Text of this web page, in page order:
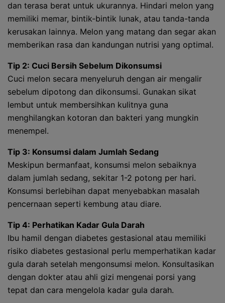
dan terasa berat untuk ukurannya. Hindari melon yang
memiliki memar, bintik-bintik lunak, atau tanda-tanda
kerusakan lainnya. Melon yang matang dan segar akan
memberikan rasa dan kandungan nutrisi yang optimal.
Tip 2: Cuci Bersih Sebelum Dikonsumsi
Cuci melon secara menyeluruh dengan air mengalir
sebelum dipotong dan dikonsumsi. Gunakan sikat
lembut untuk membersihkan kulitnya guna
menghilangkan kotoran dan bakteri yang mungkin
menempel.
Tip 3: Konsumsi dalam Jumlah Sedang
Meskipun bermanfaat, konsumsi melon sebaiknya
dalam jumlah sedang, sekitar 1-2 potong per hari.
Konsumsi berlebihan dapat menyebabkan masalah
pencernaan seperti kembung atau diare.
Tip 4: Perhatikan Kadar Gula Darah
Ibu hamil dengan diabetes gestasional atau memiliki
risiko diabetes gestasional perlu memperhatikan kadar
gula darah setelah mengonsumsi melon. Konsultasikan
dengan dokter atau ahli gizi mengenai porsi yang
tepat dan cara mengelola kadar gula darah.